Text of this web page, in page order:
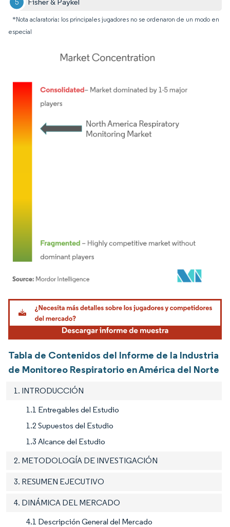
*Nota aclaratoria: los principales jugadores no se ordenaron de un modo en
especial
Imagen © Mordor Intelligence. El uso requiere atribución según CC BY 4.0.
Tabla de Contenidos del Informe de la Industria
de Monitoreo Respiratorio en América del Norte
1. INTRODUCCIÓN
1.1 Entregables del Estudio
1.2 Supuestos del Estudio
1.3 Alcance del Estudio
2. METODOLOGÍA DE INVESTIGACIÓN
3. RESUMEN EJECUTIVO
4. DINÁMICA DEL MERCADO
4.1 Descripción General del Mercado